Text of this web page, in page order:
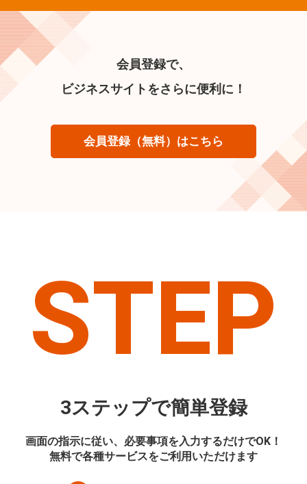
会員登録で、
ビジネスサイトをさらに便利に！
会員登録（無料）はこちら
STEP
3ステップで簡単登録
画面の指示に従い、必要事項を入力するだけでOK！
無料で各種サービスをご利用いただけます